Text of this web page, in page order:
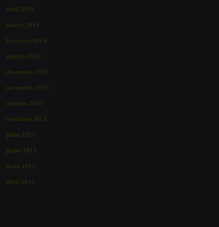
abril 2014
março 2014
fevereiro 2014
janeiro 2014
dezembro 2013
novembro 2013
outubro 2013
setembro 2013
julho 2013
junho 2013
maio 2013
abril 2013